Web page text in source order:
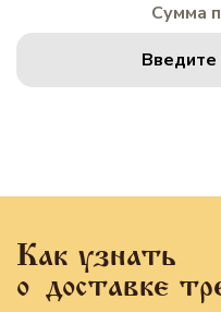
Сумма
Как узнать
о доставке